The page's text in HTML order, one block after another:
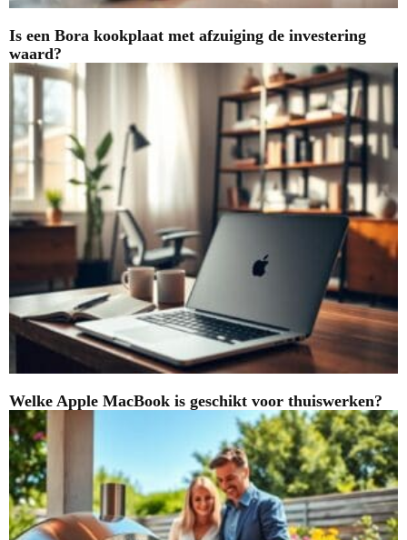
Is een Bora kookplaat met afzuiging de investering
waard?
Welke Apple MacBook is geschikt voor thuiswerken?